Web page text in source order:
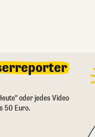
oder jedes Video
50 Euro.